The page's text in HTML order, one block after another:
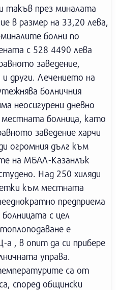
такъв през миналата
в размер на 33,20 лева,
болни по
с 528 4490 лева
заведение,
други. Лечението на
болничния
неосигурени дневно
болница, като
заведение харчи
огромния дълг към
на МБАЛ-Казанлък
Над 250 хиляди
към местната
предприема
болницата с цел
е
а , в опит да си прибере
управа.
са от
според общински